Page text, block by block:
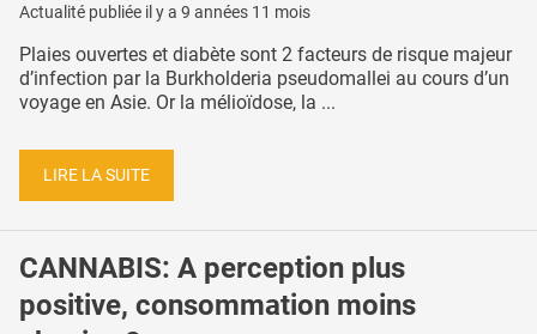
Actualité publiée il y a 9 années 11 mois
Plaies ouvertes et diabète sont 2 facteurs de risque majeur
d’infection par la Burkholderia pseudomallei au cours d’un
voyage en Asie. Or la mélioïdose, la ...
LIRE LA SUITE
CANNABIS: A perception plus
positive, consommation moins